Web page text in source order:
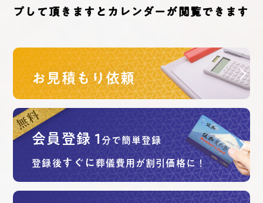
プして頂きますとカレンダーが閲覧できます
お見積もり依頼
会員登録 1 分で簡単登録
登録後すぐに 葬儀費用が割引価格に！